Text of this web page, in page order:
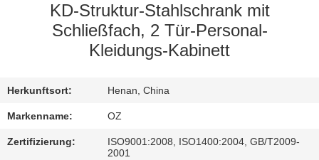
QUALITÄTSKONTROLLE
SIE
MIT
UNS
KD-Struktur-Stahlschrank mit
Schließfach, 2 Tür-Personal-
Kleidungs-Kabinett
Herkunftsort: Henan, China
Markenname: OZ
Zertifizierung:
ISO9001:2008, ISO1400:2004, GB/T2009-
2001